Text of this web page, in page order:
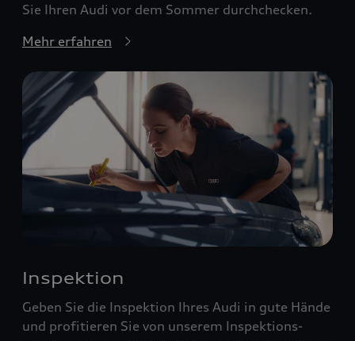
Sie Ihren Audi vor dem Sommer durchchecken.
Mehr erfahren
Inspektion
Geben Sie die Inspektion Ihres Audi in gute Hände
und profitieren Sie von unserem Inspektions-